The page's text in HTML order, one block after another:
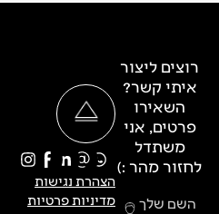
רוצים ליצור
איתי קשר?
השאירו
פרטים, אני
משתדל
לחזור מהר :)
השם שלך
הצהרת נגישות
מדיניות פרטיות